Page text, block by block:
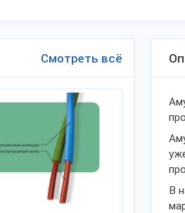
В
Смотреть всё